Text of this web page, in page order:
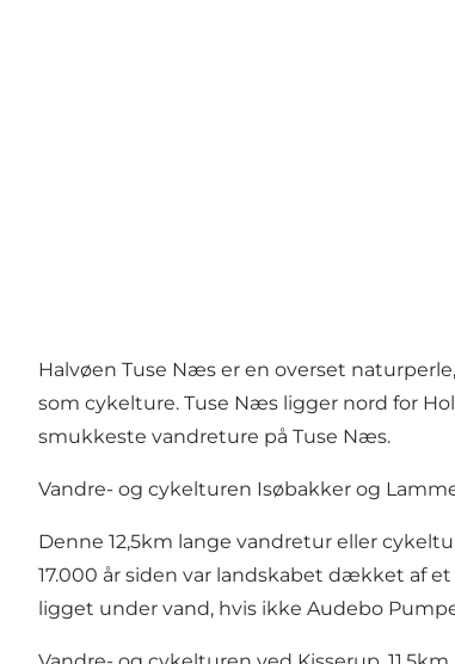
Halvøen Tuse Næs er en overset
som cykelture. Tuse Næs ligger nord for
smukkeste vandreture på Tuse Næs.
Vandre- og cykelturen Isøbakker og
Denne 12,5km lange vandretur eller
17.000 år siden var landskabet dækket af
ligget under vand, hvis ikke Audebo